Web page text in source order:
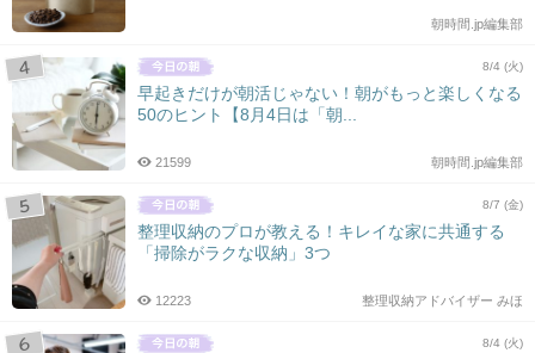
朝時間.jp編集部
8/4 (火)
早起きだけが朝活じゃない！朝がもっと楽しくなる
50のヒント【8月4日は「朝...
朝時間.jp編集部
21599
8/7 (金)
整理収納のプロが教える！キレイな家に共通する
「掃除がラクな収納」3つ
整理収納アドバイザー みほ
12223
8/4 (火)